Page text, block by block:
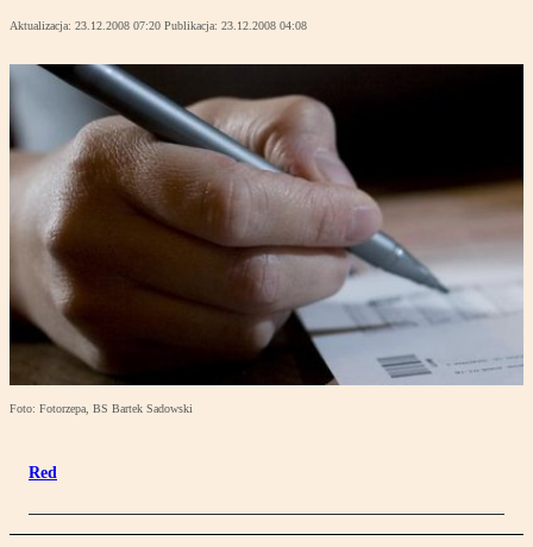
Aktualizacja: 23.12.2008 07:20 Publikacja: 23.12.2008 04:08
Foto: Fotorzepa, BS Bartek Sadowski
Red